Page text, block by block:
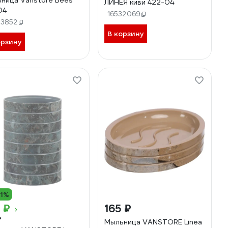
ЛИНЕЯ киви 422-04
16532069
В корзину
₽ 165 ₽
Мыльница VANSTORE Linea